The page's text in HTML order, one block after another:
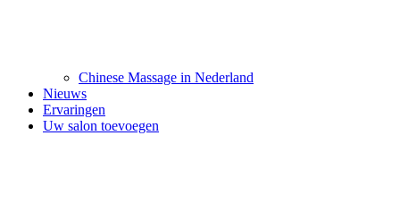
Chinese Massage in Nederland
Nieuws
Ervaringen
Uw salon toevoegen